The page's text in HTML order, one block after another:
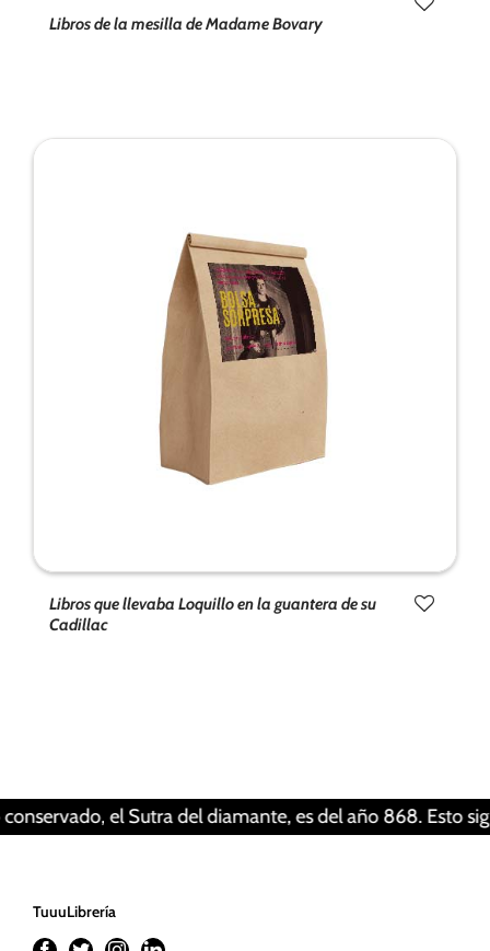
Libros de la mesilla de Madame Bovary
Libros que llevaba Loquillo en la guantera de su
Cadillac
Sutra del diamante, es del año 868. Esto
TuuuLibrería